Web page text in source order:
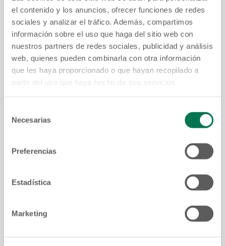
el contenido y los anuncios, ofrecer funciones de redes
sociales y analizar el tráfico. Además, compartimos
información sobre el uso que haga del sitio web con
nuestros partners de redes sociales, publicidad y análisis
web, quienes pueden combinarla con otra información
que les haya proporcionado o que hayan recopilado a
partir del uso que haya hecho de sus servicios.
Necesarias
Preferencias
Estadística
Marketing
Últimos 4 dígitos:
AÑADIR OTRA TARJETA
DUI: